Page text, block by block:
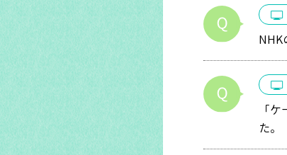
NHK
「
た。